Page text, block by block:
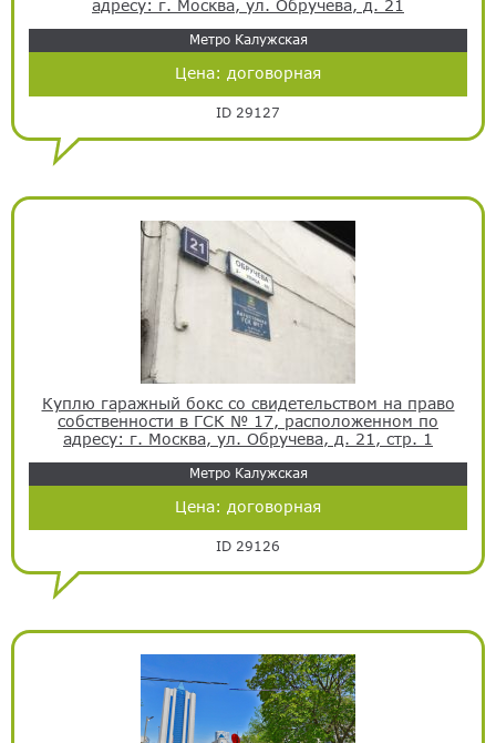
адресу: г. Москва, ул. Обручева, д. 21
Метро Калужская
Цена: договорная
ID 29127
Куплю гаражный бокс со свидетельством на право
собственности в ГСК № 17, расположенном по
адресу: г. Москва, ул. Обручева, д. 21, стр. 1
Метро Калужская
Цена: договорная
ID 29126